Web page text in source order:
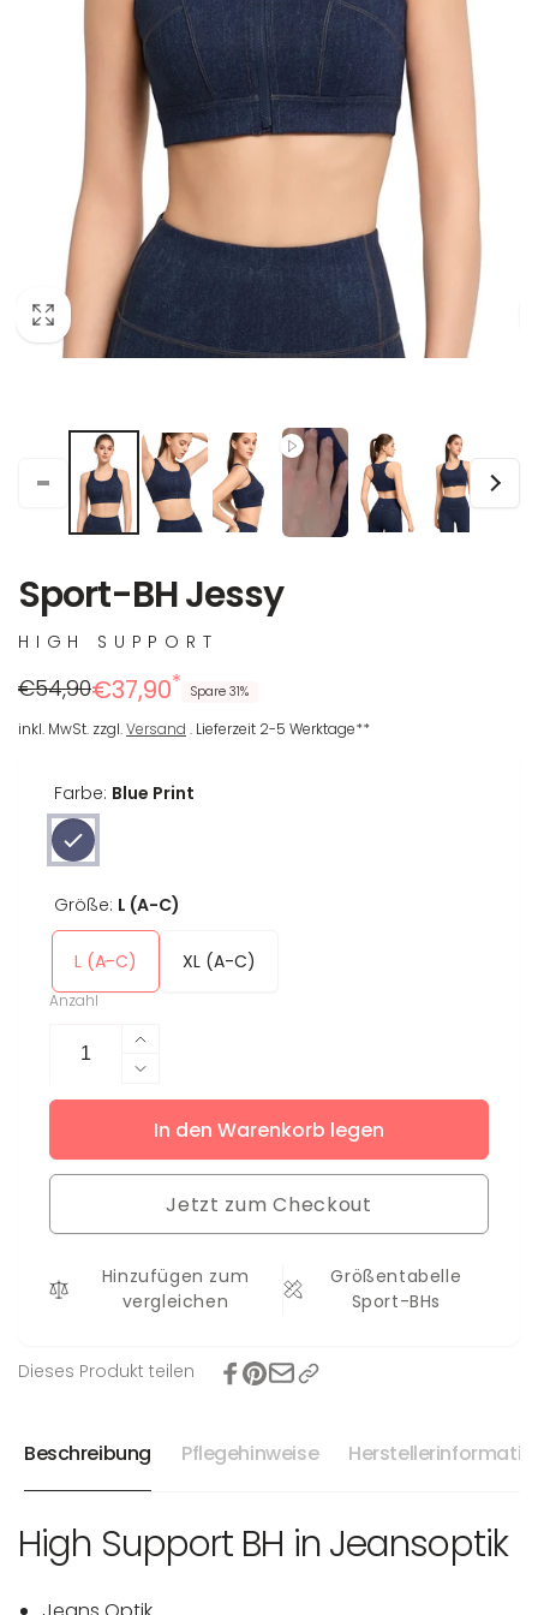
Sport-BH Jessy
HIGH SUPPORT
Regulärer
Preis
€54,90
Reduzierter
Preis
€37,90* Spare 31%
inkl. MwSt. zzgl.Versand . Lieferzeit 2-5 Werktage**
Farbe: Blue Print
Größe: L (A-C)
L (A-C) XL (A-C)
Anzahl
Erhöhe
die
Menge
für
BH
Jessy
Verringere
die
Menge
für
Sport-
BH
Jessy
In den Warenkorb legen
Jetzt zum Checkout
Hinzufügen zum
vergleichen
Größentabelle
Sport-BHs
Dieses Produkt teilen
Beschreibung Pflegehinweise
High Support BH in Jeansoptik